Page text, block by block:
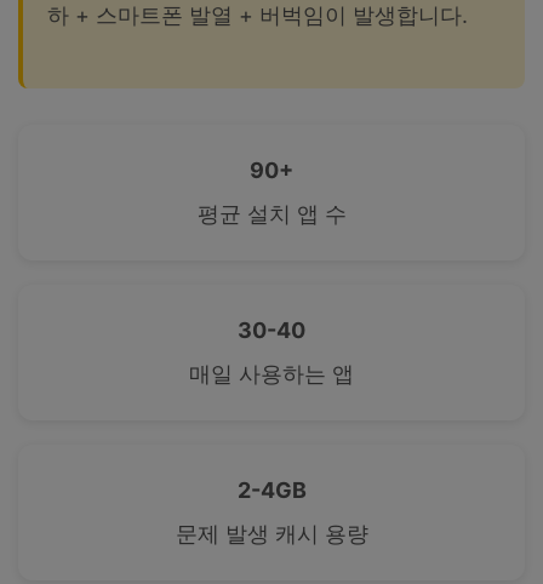
하 + 스마트폰 발열 + 버벅임이 발생합니다.
90+
평균 설치 앱 수
30-40
매일 사용하는 앱
2-4GB
문제 발생 캐시 용량